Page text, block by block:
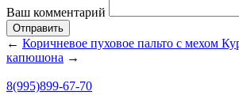
Ваш комментарий
Отправить
← Коричневое пуховое пальто с мехом
капюшона →
8(995)899-67-70